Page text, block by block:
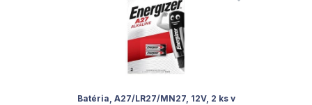
Batéria, A27/LR27/MN27, 12V, 2 ks v